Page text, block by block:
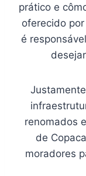
prático e
oferecido
é
renomados
de
moradores